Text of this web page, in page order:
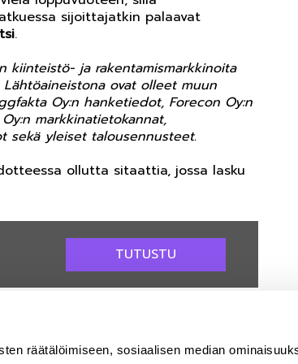
räätälöimiseen, sosiaalisen median
sijoittajatkin palaavat
.
kiinteistö- ja rakentamismarkkinoita
ovat olleet muun
Oy:n hanketiedot, Forecon Oy:n
markkinatietokannat,
sekä yleiset talousennusteet.
ollutta sitaattia, jossa lasku
TUTUSTU